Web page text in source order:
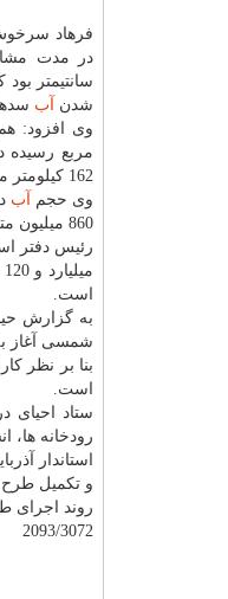
فرهاد
سانتیمتر
شدن
آب
162 كیلومتر مربع بود.
وی حجم
آب
860 میلیون مترمكعب رسیده است كه افزایش 90 میلیون مترمكعبی را نشان داده است.
رئیس دفتر
میلیارد و 120 میلیون مترمكعب بود، اظهار نمود: در حدود 6 ماه گذشته رشد 740 میلیون مترمكعبی
است.
شمسی آغاز به خشك شدن
بنا بر نظر
است.
ستاد احیای
رودخانه ها، انسداد یكهزار و 200 چاه غیرمجاز و اصلاح
استاندار
و تكمیل طرح
روند اجرای
2093/3072